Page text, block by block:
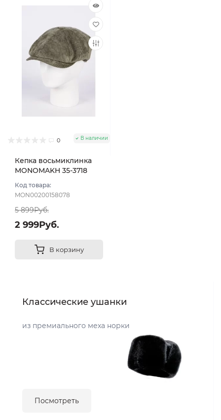
0 В наличии
Кепка восьмиклинка
MONOMAKH 35-3718
Код товара:
MON00200158078
5 899Руб.
2 999Руб.
В корзину
Классические ушанки
из премиального меха норки
Посмотреть